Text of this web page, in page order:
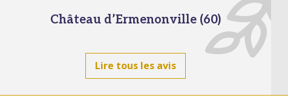
Château d’Ermenonville (60)
Lire tous les avis